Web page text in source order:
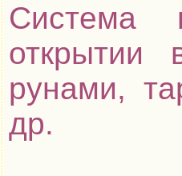
Система
открытии
рунами,
др.